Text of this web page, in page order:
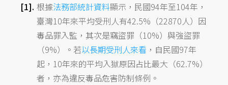
根據法務部統計資料顯示，民國94年至104年，
臺灣10年來平均受刑人有42.5%（22870人）因
毒品罪入監，其次是竊盜罪（10%）與強盜罪
（9%）。若以長期受刑人來看 ，自民國97年
起，10年來的平均入獄原因占比最大（62.7%）
者，亦為違反毒品危害防制條例。